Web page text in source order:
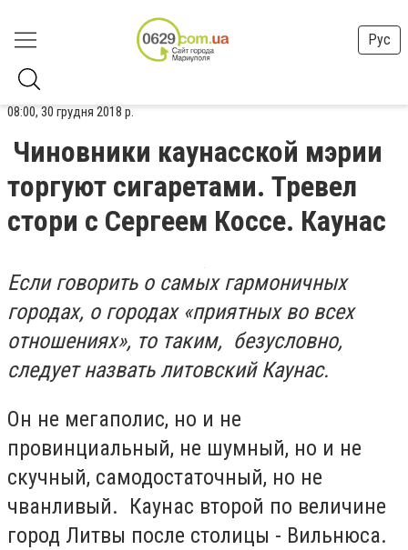
Рус
08:00, 30 грудня 2018 р.
Чиновники каунасской мэрии
торгуют сигаретами. Тревел
стори с Сергеем Коссе. Каунас
Если говорить о самых гармоничных
городах, о городах «приятных во всех
отношениях», то таким, безусловно,
следует назвать литовский Каунас.
Он не мегаполис, но и не
провинциальный, не шумный, но и не
скучный, самодостаточный, но не
чванливый. Каунас второй по величине
город Литвы после столицы - Вильнюса.